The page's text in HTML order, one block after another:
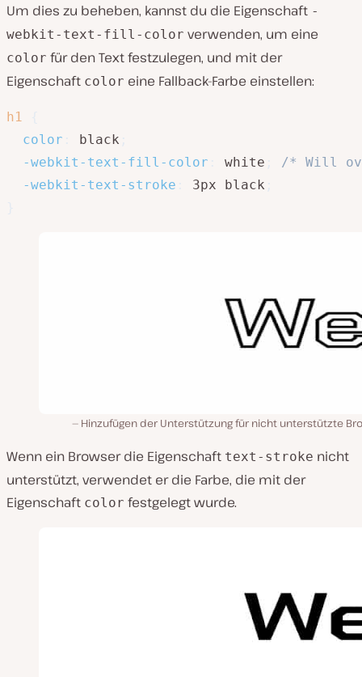
Um dies zu beheben, kannst du die Eigenschaft -
webkit-text-fill-color verwenden, um eine
color für den Text festzulegen, und mit der
Eigenschaft color eine Fallback-Farbe einstellen:
h1
color
black
-webkit-text-fill-color
white
/* Will
-webkit-text-stroke
3px black
Hinzufügen der Unterstützung für nicht unterstützte
Wenn ein Browser die Eigenschaft text-stroke nicht
unterstützt, verwendet er die Farbe, die mit der
Eigenschaft color festgelegt wurde.